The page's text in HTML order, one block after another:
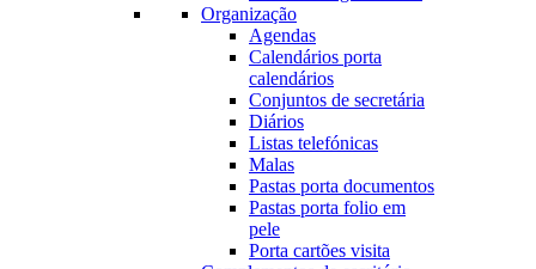
Organização
Agendas
Calendários porta
calendários
Conjuntos de secretária
Diários
Listas telefónicas
Malas
Pastas porta documentos
Pastas porta folio em
pele
Porta cartões visita